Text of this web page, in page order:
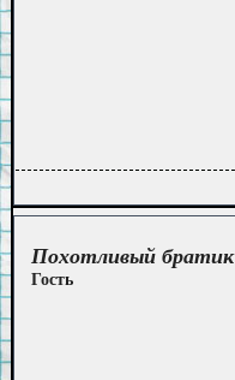
Похотливый братик
Гость